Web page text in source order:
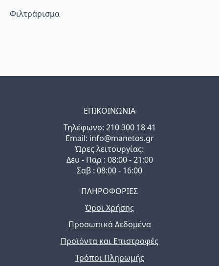
Φιλτράρισμα
ΕΠΙΚΟΙΝΩΝΙΑ
Τηλέφωνo: 210 300 18 41
Email: info@manetos.gr
Ώρες λειτουργίας:
Δευ - Παρ : 08:00 - 21:00
Σαβ : 08:00 - 16:00
ΠΛΗΡΟΦΟΡΙΕΣ
Όροι Χρήσης
Προσωπικά Δεδομένα
Προϊόντα και Επιστροφές
Τρόποι Πληρωμής